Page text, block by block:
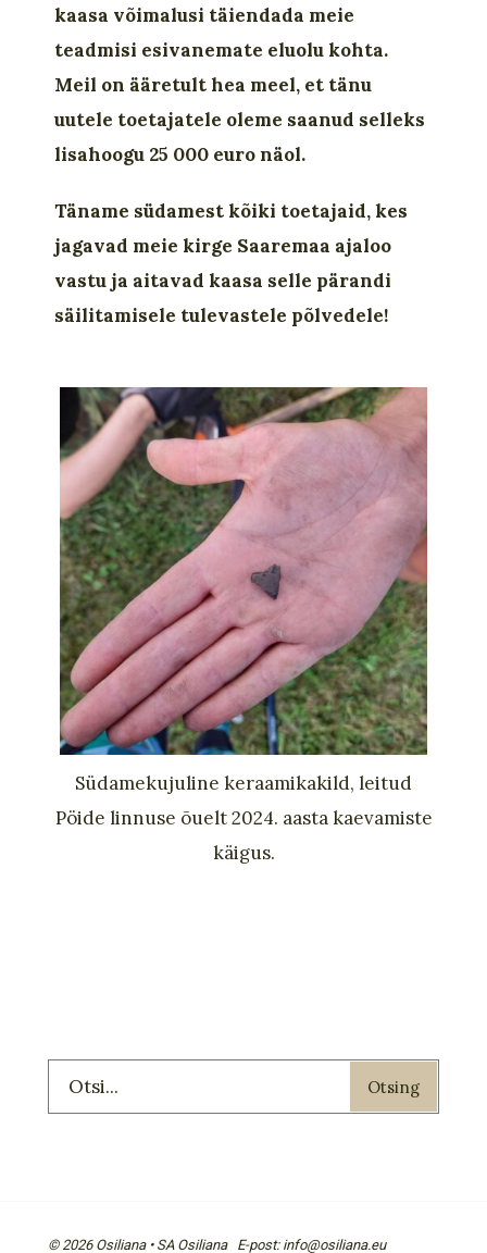
kaasa võimalusi täiendada meie
teadmisi esivanemate eluolu kohta.
Meil on ääretult hea meel, et tänu
uutele toetajatele oleme saanud selleks
lisahoogu 25 000 euro näol.
Täname südamest kõiki toetajaid, kes
jagavad meie kirge Saaremaa ajaloo
vastu ja aitavad kaasa selle pärandi
säilitamisele tulevastele põlvedele!
Südamekujuline keraamikakild, leitud
Pöide linnuse õuelt 2024. aasta kaevamiste
käigus.
Otsing
© 2026 Osiliana • SA Osiliana E-post: info@osiliana.eu